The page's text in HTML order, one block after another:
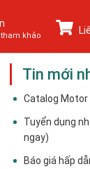
khảo
Tin mới
Catalog Motor
Tuyển dụng
ngay)
Báo giá hấp